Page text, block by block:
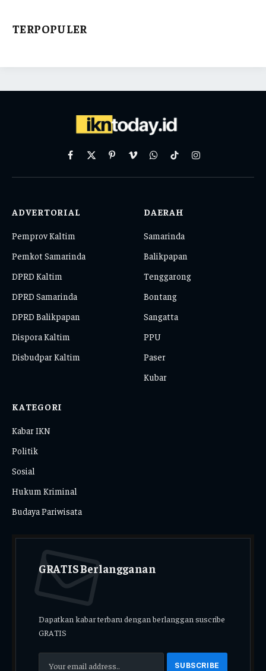
TERPOPULER
Facebook
X
PinterestVimeoWhatsAppTikTokInstagram
ADVERTORIAL
Pemprov Kaltim
Pemkot Samarinda
DPRD Kaltim
DPRD Samarinda
DPRD Balikpapan
Dispora Kaltim
Disbudpar Kaltim
DAERAH
Samarinda
Balikpapan
Tenggarong
Bontang
Sangatta
PPU
Paser
Kubar
KATEGORI
Kabar IKN
Politik
Sosial
Hukum Kriminal
Budaya Pariwisata
GRATIS Berlangganan
Dapatkan kabar terbaru dengan berlanggan suscribe
GRATIS